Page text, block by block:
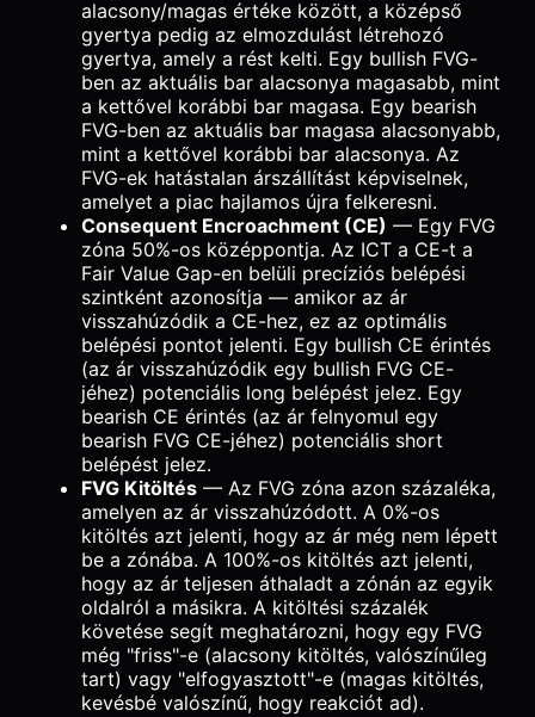
alacsony/magas értéke között, a középső
gyertya pedig az elmozdulást létrehozó
gyertya, amely a rést kelti. Egy bullish FVG-
ben az aktuális bar alacsonya magasabb, mint
a kettővel korábbi bar magasa. Egy bearish
FVG-ben az aktuális bar magasa alacsonyabb,
mint a kettővel korábbi bar alacsonya. Az
FVG-ek hatástalan árszállítást képviselnek,
amelyet a piac hajlamos újra felkeresni.
Consequent Encroachment (CE) — Egy FVG
zóna 50%-os középpontja. Az ICT a CE-t a
Fair Value Gap-en belüli precíziós belépési
szintként azonosítja — amikor az ár
visszahúzódik a CE-hez, ez az optimális
belépési pontot jelenti. Egy bullish CE érintés
(az ár visszahúzódik egy bullish FVG CE-
jéhez) potenciális long belépést jelez. Egy
bearish CE érintés (az ár felnyomul egy
bearish FVG CE-jéhez) potenciális short
belépést jelez.
FVG Kitöltés — Az FVG zóna azon százaléka,
amelyen az ár visszahúzódott. A 0%-os
kitöltés azt jelenti, hogy az ár még nem lépett
be a zónába. A 100%-os kitöltés azt jelenti,
hogy az ár teljesen áthaladt a zónán az egyik
oldalról a másikra. A kitöltési százalék
követése segít meghatározni, hogy egy FVG
még "friss"-e (alacsony kitöltés, valószínűleg
tart) vagy "elfogyasztott"-e (magas kitöltés,
kevésbé valószínű, hogy reakciót ad).